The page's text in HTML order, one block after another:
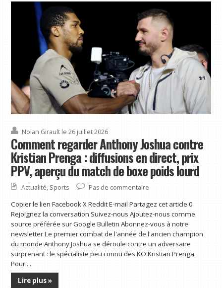
Nolan Girault le 26 juillet 2026
Comment regarder Anthony Joshua contre
Kristian Prenga : diffusions en direct, prix
PPV, aperçu du match de boxe poids lourd
Actualité, Sports Pas de commentaire
Copier le lien Facebook X Reddit E-mail Partagez cet article 0
Rejoignez la conversation Suivez-nous Ajoutez-nous comme
source préférée sur Google Bulletin Abonnez-vous à notre
newsletter Le premier combat de l'année de l'ancien champion
du monde Anthony Joshua se déroule contre un adversaire
surprenant : le spécialiste peu connu des KO Kristian Prenga.
Pour ...
Lire plus »